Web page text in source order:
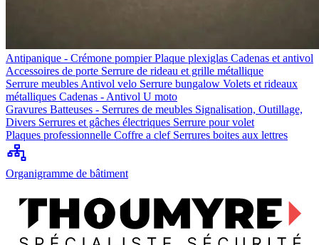
Antipanique - Crémone pompierPlaque plexiglas Cadenas et antivol
Accessoires de porte Serrure de rideau et grille métallique
Serrure meubles Antivol velo Serrure bungalow Volets et rideaux
métalliques Cadenas - Antivol U moto
Gravures Batteuses - Serrures de meubles Signalisation, Outillage,
Divers Serrures et gâches électriques Serrure pour volet
Plaques professionnelle Coffre a clef Serrures boites aux lettres
Organigramme de bâtiment